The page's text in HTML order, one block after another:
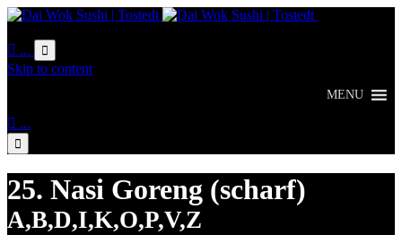
 ... 
Skip to content
MENU
 ...

25. Nasi Goreng (scharf)
A,B,D,I,K,O,P,V,Z